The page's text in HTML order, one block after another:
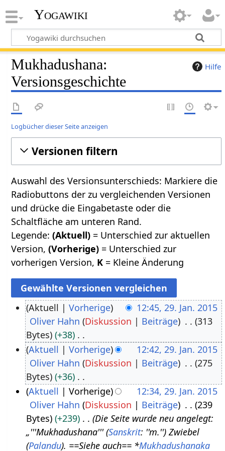
Yogawiki
Hilfe
Mukhadushana:
Versionsgeschichte
Logbücher dieser Seite anzeigen
Versionen filtern
Auswahl des Versionsunterschieds: Markiere die
Radiobuttons der zu vergleichenden Versionen
und drücke die Eingabetaste oder die
Schaltfläche am unteren Rand.
Legende:(Aktuell) = Unterschied zur aktuellen
Version,(Vorherige) = Unterschied zur
vorherigen Version, K = Kleine Änderung
n
Aktuell Vorherige
12:45, 29. Jan. 2015
Oliver Hahn Diskussion Beiträge
313
Bytes
+38
K
e
i
n
B
a
Aktuell Vorherige
12:42, 29. Jan. 2015
Oliver Hahn Diskussion Beiträge
275
Bytes
+36
K
i
e
Aktuell Vorherige
12:34, 29. Jan. 2015
Oliver Hahn Diskussion Beiträge
239
Bytes
+239
Die Seite wurde neu angelegt:
„'''Mukhadushana''' (Sanskrit: ''m.'') Zwiebel
(Palandu). ==Siehe auch== *Mukhadushanaka